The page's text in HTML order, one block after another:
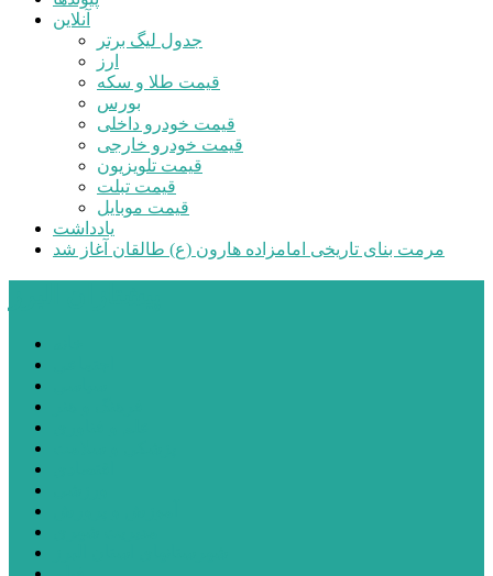
آنلاین
جدول لیگ برتر
ارز
قیمت طلا و سکه
بورس
قیمت خودرو داخلی
قیمت خودرو خارجی
قیمت تلویزیون
قیمت تبلت
قیمت موبایل
یادداشت
مرمت بنای تاریخی امامزاده هارون (ع) طالقان آغاز شد